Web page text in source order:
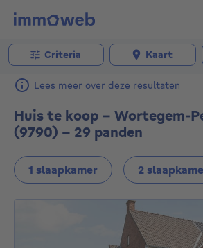
Criteria Kaart
Lees meer over deze resultaten
Huis te koop - Wortegem-
(9790) - 29 panden
1 slaapkamer 2